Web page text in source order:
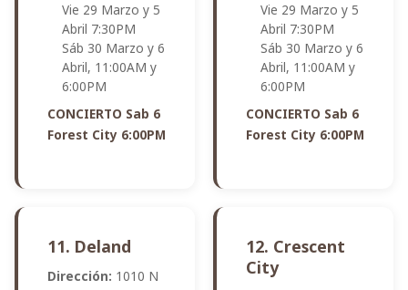
Vie 29 Marzo y 5
Abril 7:30PM
Sáb 30 Marzo y 6
Abril, 11:00AM y
6:00PM
CONCIERTO Sab 6
Forest City 6:00PM
Vie 29 Marzo y 5
Abril 7:30PM
Sáb 30 Marzo y 6
Abril, 11:00AM y
6:00PM
CONCIERTO Sab 6
Forest City 6:00PM
11. Deland
Dirección: 1010 N
12. Crescent
City